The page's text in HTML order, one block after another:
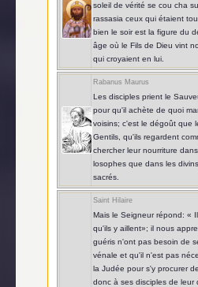
soleil de vérité se cou cha
rassasia ceux qui étaient
bien le soir est la figure du
âge où le Fils de Dieu vint
qui croyaient en lui.
Rabanus Maurus
Les disciples prient le
pour qu'il achète de quoi
voisins; c'est le dégoût que
Gentils, qu'ils regardent
chercher leur nourriture
losophes que dans les
sacrés.
Saint Hilaire
Mais le Seigneur répond: «
qu'ils y aillent»; il nous
guéris n'ont pas besoin de
vénale et qu'il n'est pas
la Judée pour s'y procurer
donc à ses disciples de leur